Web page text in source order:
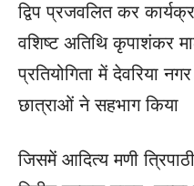
द्विप प्रजवलित कर
वशिष्ट अतिथि कृपाशंकर
प्रतियोगिता में देवरिया
छात्राओं ने सहभाग किया
जिसमें आदित्य मणी